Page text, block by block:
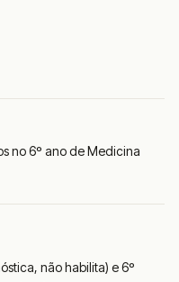
no 6º ano de Medicina
não habilita) e 6º